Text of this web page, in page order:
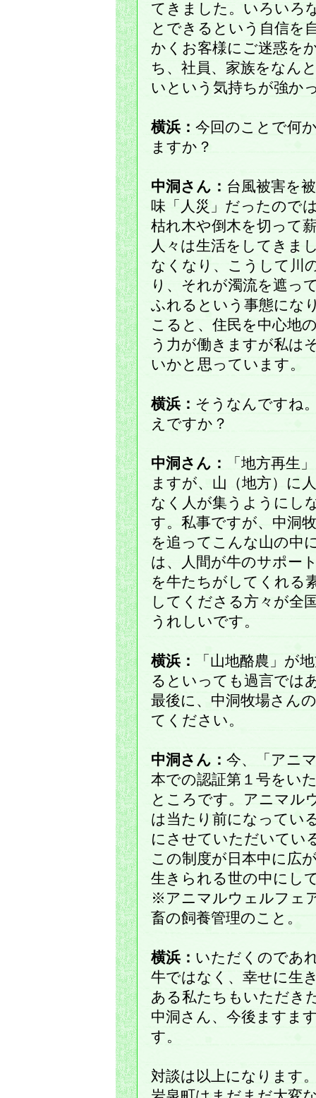
てきました。いろいろ
とできるという自信を
かくお客様にご迷惑を
ち、社員、家族をなん
いという気持ちが強か
横浜： 今回のことで何
ますか？
中洞さん： 台風被害を
味「人災」だったので
枯れ木や倒木を切って
人々は生活をしてきま
なくなり、こうして川
り、それが濁流を遮っ
ふれるという事態にな
こると、住民を中心地
う力が働きますが私は
いかと思っています。
横浜： そうなんですね
えですか？
中洞さん：
「地方再生
ますが、山（地方）に
なく人が集うようにし
す。私事ですが、中洞
を追ってこんな山の中
は、人間が牛のサポー
を牛たちがしてくれる
してくださる方々が全
うれしいです。
横浜：
「山地酪農」が
るといっても過言では
最後に、中洞牧場さん
てください。
中洞さん： 今、「アニ
本での認証第１号をい
ところです。アニマル
は当たり前になってい
にさせていただいてい
この制度が日本中に広
生きられる世の中にし
※アニマルウェルフェ
畜の飼養管理のこと。
横浜： いただくのであ
牛ではなく、幸せに生
ある私たちもいただき
中洞さん、今後ますま
す。
対談は以上になります